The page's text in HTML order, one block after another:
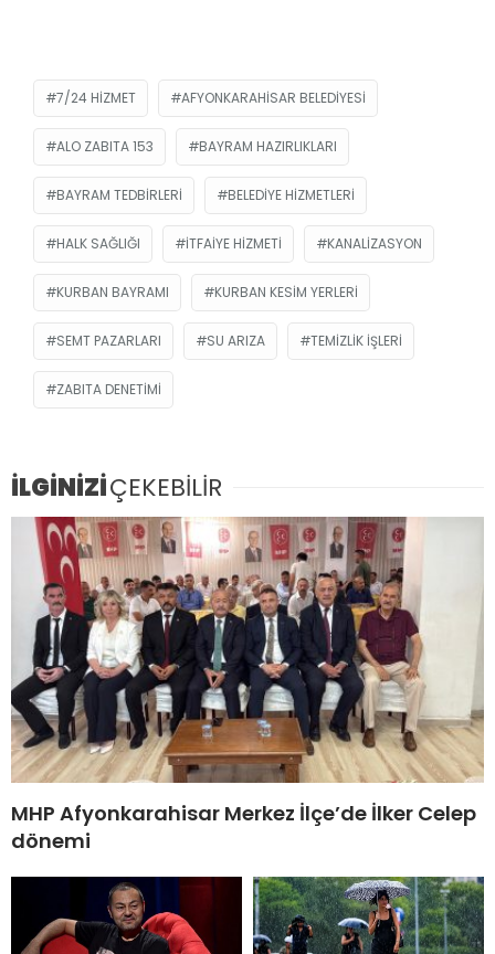
7/24 HIZMET AFYONKARAHISAR BELEDIYESI
ALO ZABITA 153 BAYRAM HAZIRLIKLARI
BAYRAM TEDBIRLERI BELEDIYE HIZMETLERI
HALK SAĞLIĞI ITFAIYE HIZMETI KANALIZASYON
KURBAN BAYRAMI KURBAN KESIM YERLERI
SEMT PAZARLARI SU ARIZA TEMIZLIK IŞLERI
ZABITA DENETIMI
İLGİNİZİÇEKEBİLİR
MHP Afyonkarahisar Merkez İlçe’de İlker Celep
dönemi